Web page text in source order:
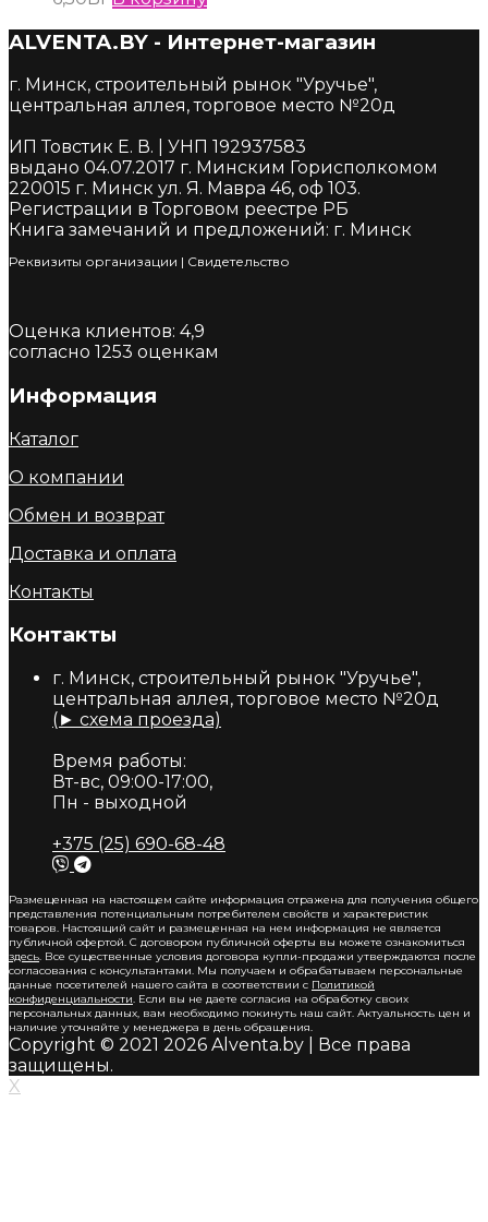
ALVENTA.BY - Интернет-магазин
г. Минск, строительный рынок "Уручье",
центральная аллея, торговое место №20д
ИП Товстик Е. В. | УНП 192937583
выдано 04.07.2017 г. Минским Горисполкомом
220015 г. Минск ул. Я. Мавра 46, оф 103.
Регистрации в Торговом реестре РБ
Книга замечаний и предложений: г. Минск
Реквизиты организации | Cвидетельство
Оценка клиентов: 4,9
согласно 1253 оценкам
Информация
Каталог
О компании
Обмен и возврат
Доставка и оплата
Контакты
Контакты
г. Минск, строительный рынок "Уручье",
центральная аллея, торговое место №20д
(► схема проезда)
Время работы:
Вт-вс, 09:00-17:00,
Пн - выходной
+375 (25) 690-68-48
Размещенная на настоящем сайте информация отражена для получения общего
представления потенциальным потребителем свойств и характеристик
товаров. Настоящий сайт и размещенная на нем информация не является
публичной офертой. С договором публичной оферты вы можете ознакомиться
здесь. Все существенные условия договора купли-продажи утверждаются после
согласования с консультантами. Мы получаем и обрабатываем персональные
данные посетителей нашего сайта в соответствии с Политикой
конфиденциальности. Если вы не даете согласия на обработку своих
персональных данных, вам необходимо покинуть наш сайт. Актуальность цен и
наличие уточняйте у менеджера в день обращения.
Copyright © 2021 2026 Alventa.by | Все права
защищены.
X